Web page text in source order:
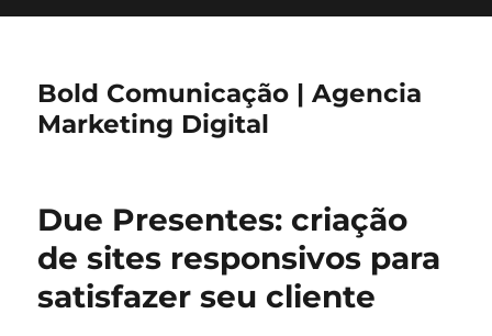
Bold Comunicação | Agencia
Marketing Digital
Due Presentes: criação
de sites responsivos para
satisfazer seu cliente